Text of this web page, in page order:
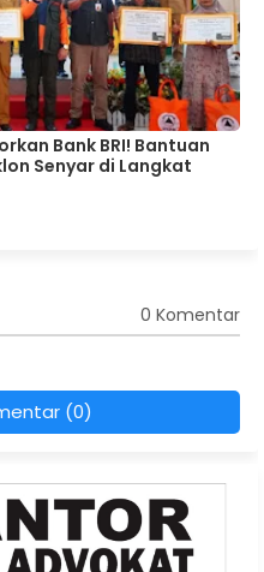
Bank BRI! Bantuan
Senyar di Langkat
0 Komentar
(0)